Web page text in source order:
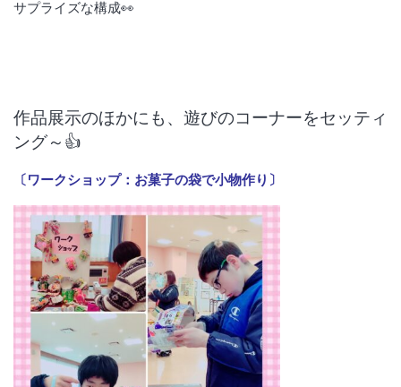
サプライズな構成👀
作品展示のほかにも、遊びのコーナーをセッティ
ング～👍
〔ワークショップ：お菓子の袋で小物作り〕